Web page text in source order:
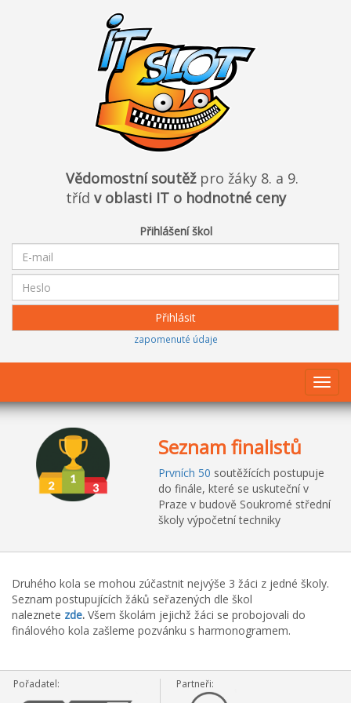
Vědomostní soutěžpro žáky 8. a 9.
tříd v oblasti IT o hodnotné ceny
Přihlášení škol
zapomenuté údaje
Seznam finalistů
Prvních 50 soutěžících postupuje
do finále, které se uskuteční v
Praze v budově Soukromé střední
školy výpočetní techniky
Druhého kola se mohou zúčastnit nejvýše 3 žáci z jedné školy.
Seznam postupujících žáků seřazených dle škol
naleznete zde. Všem školám jejichž žáci se probojovali do
finálového kola zašleme pozvánku s harmonogramem.
Pořadatel: Partneři: